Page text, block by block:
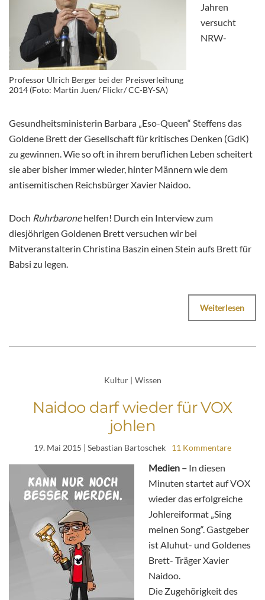
Professor Ulrich Berger bei der Preisverleihung
2014 (Foto: Martin Juen/ Flickr/ CC-BY-SA)
Jahren
versucht
NRW-
Gesundheitsministerin Barbara „Eso-Queen“ Steffens das
Goldene Brett der Gesellschaft für kritisches Denken (GdK)
zu gewinnen. Wie so oft in ihrem beruflichen Leben scheitert
sie aber bisher immer wieder, hinter Männern wie dem
antisemitischen Reichsbürger Xavier Naidoo.
Doch Ruhrbaronehelfen! Durch ein Interview zum
diesjöhrigen Goldenen Brett versuchen wir bei
Mitveranstalterin Christina Baszin einen Stein aufs Brett für
Babsi zu legen.
Weiterlesen
Kultur | Wissen
Naidoo darf wieder für VOX
johlen
19. Mai 2015 | Sebastian Bartoschek 11 Kommentare
Medien – In diesen
Minuten startet auf VOX
wieder das erfolgreiche
Johlereiformat „Sing
meinen Song“. Gastgeber
ist Aluhut- und Goldenes
Brett- Träger Xavier
Naidoo.
Die Zugehörigkeit des